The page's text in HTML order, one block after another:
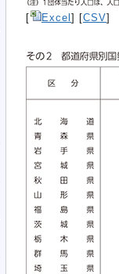
[ Excel ] [CSV]